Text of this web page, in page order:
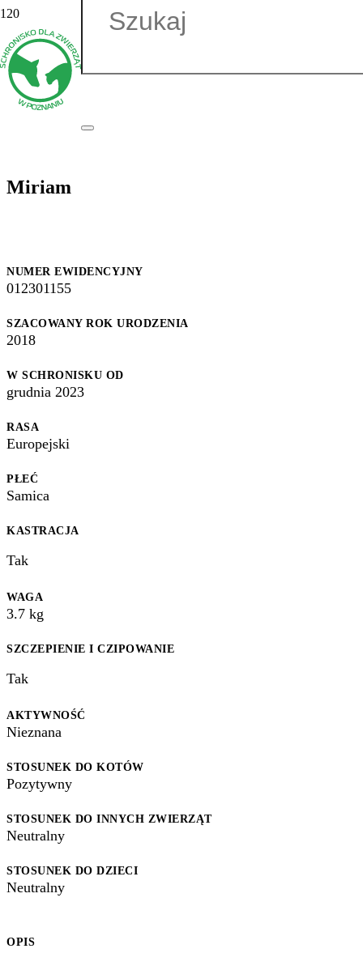
Miriam
NUMER EWIDENCYJNY
012301155
SZACOWANY ROK URODZENIA
2018
W SCHRONISKU OD
grudnia 2023
RASA
Europejski
PŁEĆ
Samica
KASTRACJA
Tak
WAGA
3.7 kg
SZCZEPIENIE I CZIPOWANIE
Tak
AKTYWNOŚĆ
Nieznana
STOSUNEK DO KOTÓW
Pozytywny
STOSUNEK DO INNYCH ZWIERZĄT
Neutralny
STOSUNEK DO DZIECI
Neutralny
OPIS